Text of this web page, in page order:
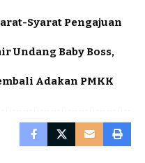
Syarat Pengajuan
Undang Baby Boss,
Adakan PMKK